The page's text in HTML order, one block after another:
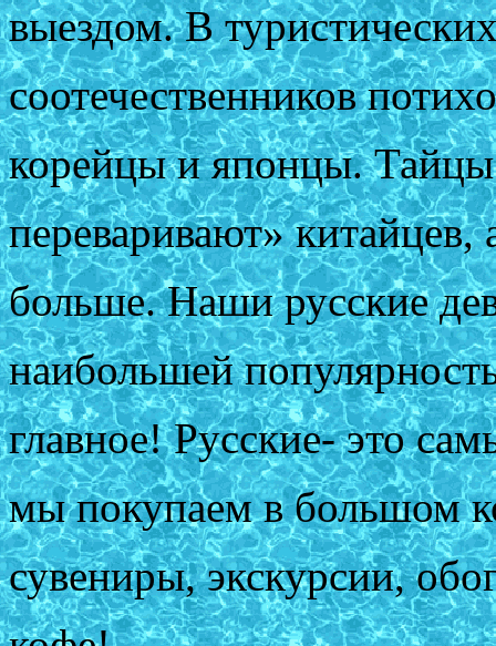
выездом. В
соотечественников
корейцы и японцы. Тайцы
переваривают»
больше. Наши русские
наибольшей
главное! Русские- это
мы покупаем в большом
сувениры, экскурсии,